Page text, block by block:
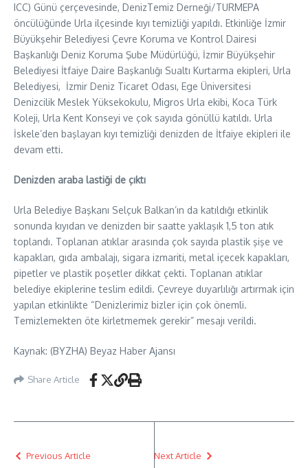
ICC) Günü çerçevesinde, DenizTemiz Derneği/TURMEPA
öncülüğünde Urla ilçesinde kıyı temizliği yapıldı. Etkinliğe İzmir
Büyükşehir Belediyesi Çevre Koruma ve Kontrol Dairesi
Başkanlığı Deniz Koruma Şube Müdürlüğü, İzmir Büyükşehir
Belediyesi İtfaiye Daire Başkanlığı Sualtı Kurtarma ekipleri, Urla
Belediyesi, İzmir Deniz Ticaret Odası, Ege Üniversitesi
Denizcilik Meslek Yüksekokulu, Migros Urla ekibi, Koca Türk
Koleji, Urla Kent Konseyi ve çok sayıda gönüllü katıldı. Urla
İskele’den başlayan kıyı temizliği denizden de İtfaiye ekipleri ile
devam etti.
Denizden araba lastiği de çıktı
Urla Belediye Başkanı Selçuk Balkan’ın da katıldığı etkinlik
sonunda kıyıdan ve denizden bir saatte yaklaşık 1,5 ton atık
toplandı. Toplanan atıklar arasında çok sayıda plastik şişe ve
kapakları, gıda ambalajı, sigara izmariti, metal içecek kapakları,
pipetler ve plastik poşetler dikkat çekti. Toplanan atıklar
belediye ekiplerine teslim edildi. Çevreye duyarlılığı artırmak için
yapılan etkinlikte “Denizlerimiz bizler için çok önemli.
Temizlemekten öte kirletmemek gerekir” mesajı verildi.
Kaynak: (BYZHA) Beyaz Haber Ajansı
Share Article
Previous Article Next Article